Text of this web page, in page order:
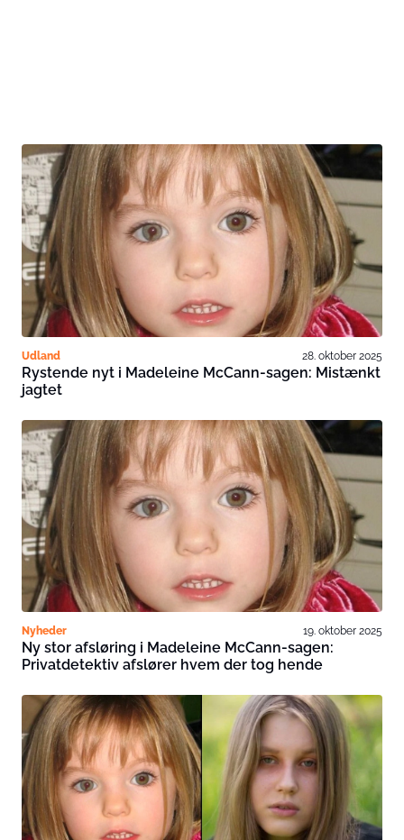
Udland 28. oktober 2025
Rystende nyt i Madeleine McCann-sagen: Mistænkt
jagtet
Nyheder 19. oktober 2025
Ny stor afsløring i Madeleine McCann-sagen:
Privatdetektiv afslører hvem der tog hende